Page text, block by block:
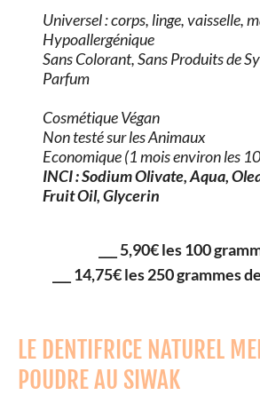
Universel : corps, linge, vaisselle,
Hypoallergénique
Sans Colorant, Sans Produits de
Parfum
Cosmétique Végan
Non testé sur les Animaux
Economique (1 mois environ les
INCI : Sodium Olivate, Aqua,
Fruit Oil, Glycerin
___ 5,90€ les 100
___ 14,75€ les 250 grammes de
LE DENTIFRICE NATUREL
POUDRE AU SIWAK